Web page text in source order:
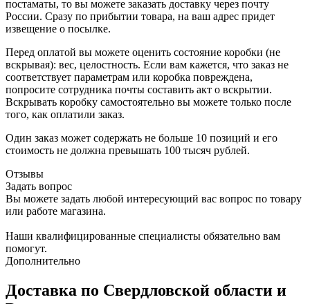
постаматы, то вы можете заказать доставку через почту
России. Сразу по прибытии товара, на ваш адрес придет
извещение о посылке.
Перед оплатой вы можете оценить состояние коробки (не
вскрывая): вес, целостность. Если вам кажется, что заказ не
соответствует параметрам или коробка повреждена,
попросите сотрудника почты составить акт о вскрытии.
Вскрывать коробку самостоятельно вы можете только после
того, как оплатили заказ.
Один заказ может содержать не больше 10 позиций и его
стоимость не должна превышать 100 тысяч рублей.
Отзывы
Задать вопрос
Вы можете задать любой интересующий вас вопрос по товару
или работе магазина.
Наши квалифицированные специалисты обязательно вам
помогут.
Дополнительно
Доставка по Свердловской области и